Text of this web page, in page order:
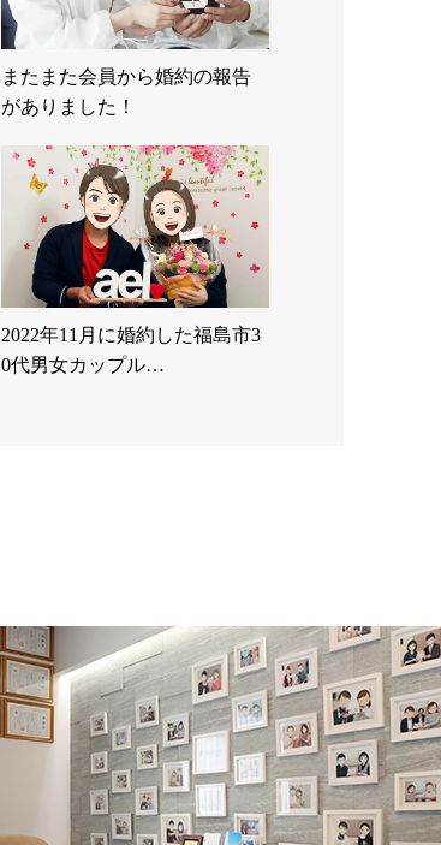
またまた会員から婚約の報告
がありました！
2022年11月に婚約した福島市3
0代男女カップル…